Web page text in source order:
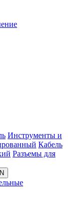
Инструменты и
Кабель
Разъемы для